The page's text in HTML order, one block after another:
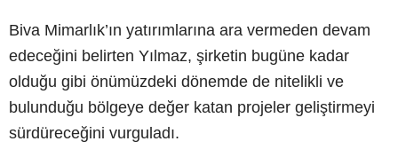
Biva Mimarlık’ın yatırımlarına ara vermeden devam
edeceğini belirten Yılmaz, şirketin bugüne kadar
olduğu gibi önümüzdeki dönemde de nitelikli ve
bulunduğu bölgeye değer katan projeler geliştirmeyi
sürdüreceğini vurguladı.